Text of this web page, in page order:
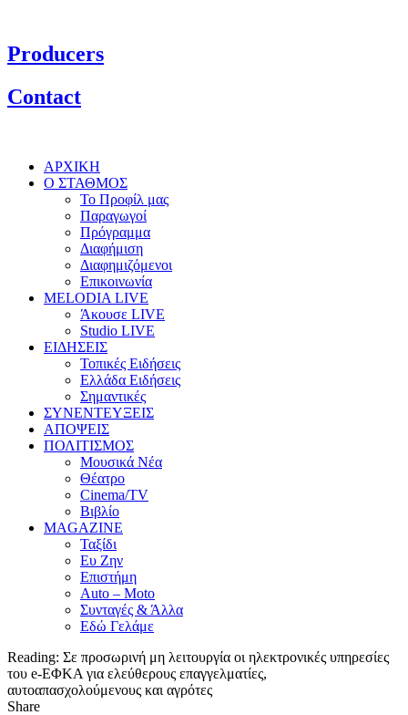
Producers
Contact
ΑΡΧΙΚΗ
Ο ΣΤΑΘΜΟΣ
Το Προφίλ μας
Παραγωγοί
Πρόγραμμα
Διαφήμιση
Διαφημιζόμενοι
Επικοινωνία
MELODIA LIVE
Άκουσε LIVE
Studio LIVE
ΕΙΔΗΣΕΙΣ
Τοπικές Ειδήσεις
Ελλάδα Ειδήσεις
Σημαντικές
ΣΥΝΕΝΤΕΥΞΕΙΣ
ΑΠΟΨΕΙΣ
ΠΟΛΙΤΙΣΜΟΣ
Μουσικά Νέα
Θέατρο
Cinema/TV
Βιβλίο
MAGAZINE
Ταξίδι
Ευ Ζην
Επιστήμη
Auto – Moto
Συνταγές & Άλλα
Εδώ Γελάμε
Reading: Σε προσωρινή μη λειτουργία οι ηλεκτρονικές υπηρεσίες
του e-ΕΦΚΑ για ελεύθερους επαγγελματίες,
αυτοαπασχολούμενους και αγρότες
Share